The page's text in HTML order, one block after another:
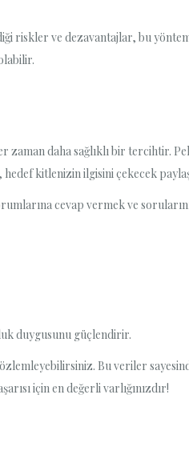
riskler ve dezavantajlar, bu
zaman daha sağlıklı bir tercihtir.
kitlenizin ilgisini çekecek
cevap vermek ve
duygusunu güçlendirir.
Bu veriler
için en değerli varlığınızdır!